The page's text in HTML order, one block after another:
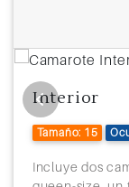
Interior
Tamaño: 15
Incluye dos